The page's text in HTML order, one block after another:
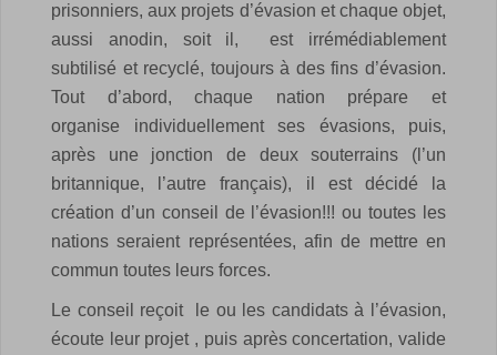
prisonniers, aux projets d’évasion et chaque objet,
aussi anodin, soit il, est irrémédiablement
subtilisé et recyclé, toujours à des fins d’évasion.
Tout d’abord, chaque nation prépare et
organise individuellement ses évasions, puis,
après une jonction de deux souterrains (l’un
britannique, l’autre français), il est décidé la
création d’un conseil de l’évasion!!! ou toutes les
nations seraient représentées, afin de mettre en
commun toutes leurs forces.
Le conseil reçoit le ou les candidats à l’évasion,
écoute leur projet , puis après concertation, valide